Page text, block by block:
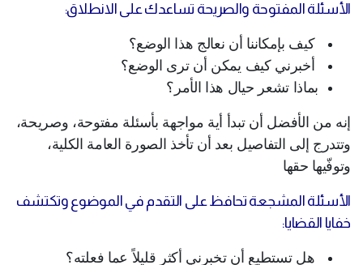
الأسئلة المفتوحة والصريحة تساعدك على الانطلاق:
كيف بإمكاننا أن نعالج هذا الوضع؟
أخبرني كيف يمكن أن ترى الوضع؟
بماذا تشعر حيال هذا الأمر؟
إنه من الأفضل أن تبدأ أية مواجهة بأسئلة مفتوحة، وصريحة،
وتتدرج إلى التفاصيل بعد أن تأخذ الصورة العامة الكلية،
وتوفّيها حقها
الأسئلة المشجعة تحافظ على التقدم في الموضوع وتكتشف
خفايا القضايا:
هل تستطيع أن تخبرني أكثر قليلاً عما فعلته؟